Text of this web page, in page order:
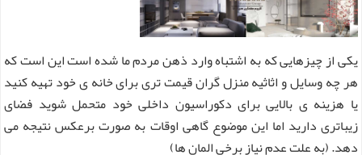
یکی از چیزهایی که به اشتباه وارد ذهن مردم ما شده است این است که
هر چه وسایل و اثاثیه منزل گران قیمت تری برای خانه ی خود تهیه کنید
یا هزینه ی بالایی برای دکوراسیون داخلی خود متحمل شوید فضای
زیباتری دارید اما این موضوع گاهی اوقات به صورت برعکس نتیجه می
دهد. (به علت عدم نیاز برخی المان ها)